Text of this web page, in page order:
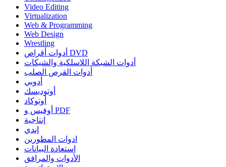
Video Editing
Virtualization
Web & Programming
Web Design
Wrestling
أدوات أقراص DVD
أدوات الشبكة اللاسلكية والشبكات
أدوات القرص الصلب
أدوبي
أوتوديسك
أوتوكاد
أوفيس و PDF
إنتاجية
إندي
ادوات المطورين
استعادة البيانات
الأدوات والمرافق